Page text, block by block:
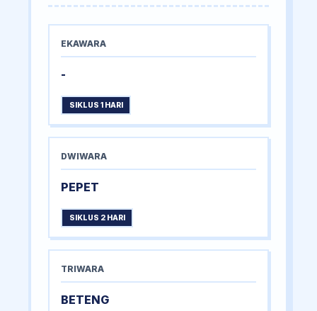
EKAWARA
-
SIKLUS 1 HARI
DWIWARA
PEPET
SIKLUS 2 HARI
TRIWARA
BETENG